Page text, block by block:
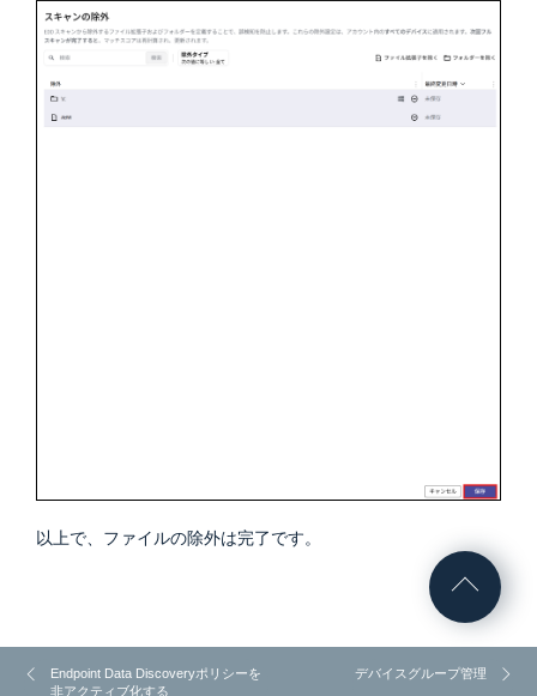
以上で、ファイルの除外は完了です。
Endpoint Data Discoveryポリシーを
非アクティブ化する
デバイスグループ管理